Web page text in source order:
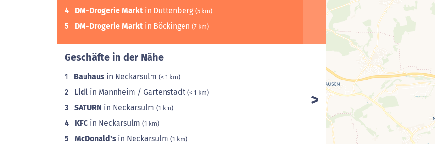
4 DM-Drogerie Markt in Duttenberg (5 km)
5 DM-Drogerie Markt in Böckingen (7 km)
Geschäfte in der Nähe
1 Bauhaus in Neckarsulm (< 1 km)
2 Lidl in Mannheim / Gartenstadt (< 1 km)
3 SATURN in Neckarsulm (1 km)
4 KFC in Neckarsulm (1 km)
5 McDonald's in Neckarsulm (1 km)